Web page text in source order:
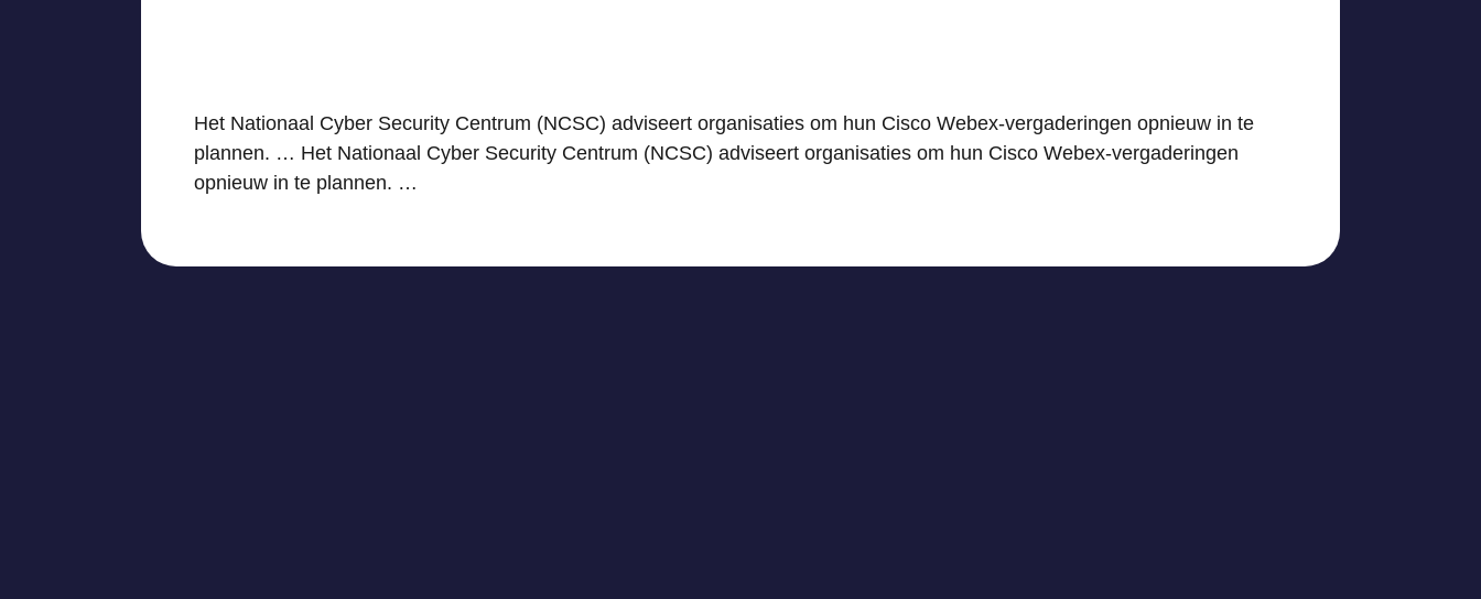
Het Nationaal Cyber Security Centrum (NCSC) adviseert organisaties om hun Cisco Webex-vergaderingen opnieuw in te
plannen. … Het Nationaal Cyber Security Centrum (NCSC) adviseert organisaties om hun Cisco Webex-vergaderingen
opnieuw in te plannen. …